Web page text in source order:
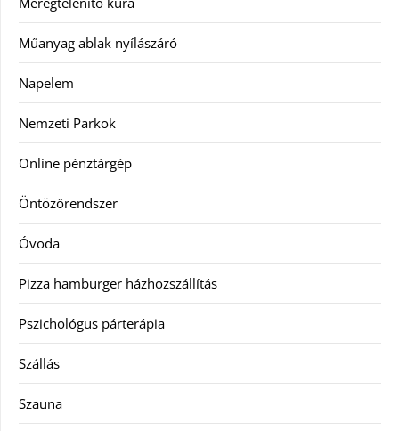
Műanyag ablak nyílászáró
Napelem
Nemzeti Parkok
Online pénztárgép
Öntözőrendszer
Óvoda
Pizza hamburger házhozszállítás
Pszichológus párterápia
Szállás
Szauna